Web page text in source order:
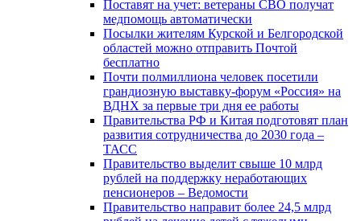
Поставят на учет: ветераны СВО получат
медпомощь автоматически
Посылки жителям Курской и Белгородской
областей можно отправить Почтой
бесплатно
Почти полмиллиона человек посетили
грандиозную выставку-форум «Россия» на
ВДНХ за первые три дня ее работы
Правительства РФ и Китая подготовят план
развития сотрудничества до 2030 года –
ТАСС
Правительство выделит свыше 10 млрд
рублей на поддержку неработающих
пенсионеров – Ведомости
Правительство направит более 24,5 млрд